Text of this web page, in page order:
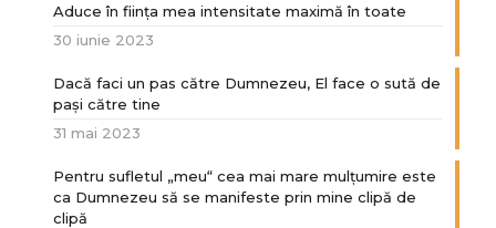
Aduce în ființa mea intensitate maximă în toate
30 iunie 2023
Dacă faci un pas către Dumnezeu, El face o sută de
paşi către tine
31 mai 2023
Pentru sufletul „meu“ cea mai mare mulțumire este
ca Dumnezeu să se manifeste prin mine clipă de
clipă